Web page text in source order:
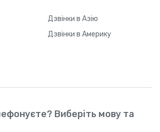
Дзвінки в Азію
Дзвінки в Америку
Виберіть мову та